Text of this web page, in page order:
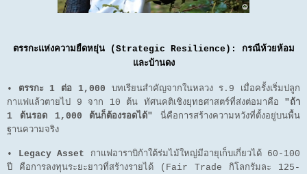
ตรรกะแห่งความยืดหยุ่น (Strategic Resilience): กรณีห้วยห้อม
และบ้านดง
• ตรรกะ 1 ต่อ 1,000 บทเรียนสำคัญจากในหลวง ร.9 เมื่อครั้งเริ่มปลูก
กาแฟแล้วตายไป 9 จาก 10 ต้น ทัศนคติเชิงยุทธศาสตร์ที่ส่งต่อมาคือ "ถ้า
1 ต้นรอด 1,000 ต้นก็ต้องรอดได้" นี่คือการสร้างความหวังที่ตั้งอยู่บนพื้น
ฐานความจริง
• Legacy Asset กาแฟอาราบิก้าใต้ร่มไม้ใหญ่มีอายุเก็บเกี่ยวได้ 60-100
ปี คือการลงทุนระยะยาวที่สร้างรายได้ (Fair Trade กิโลกรัมละ 125-